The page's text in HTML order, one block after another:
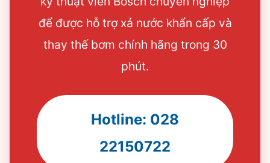
để được hỗ trợ xả nước khẩn cấp và
thay thế bơm chính hãng trong 30
phút.
Hotline: 028
22150722